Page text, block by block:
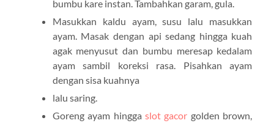
bumbu kare instan. Tambahkan garam, gula.
Masukkan kaldu ayam, susu lalu masukkan
ayam. Masak dengan api sedang hingga kuah
agak menyusut dan bumbu meresap kedalam
ayam sambil koreksi rasa. Pisahkan ayam
dengan sisa kuahnya
lalu saring.
Goreng ayam hingga slot gacor golden brown,